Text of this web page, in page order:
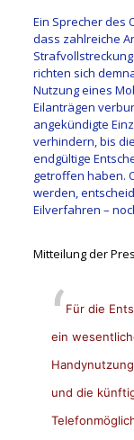
Ein Sprecher des
dass zahlreiche
richten sich
Nutzung eines
Eilanträgen
angekündigte
verhindern, bis
endgültige
getroffen haben.
werden,
Eilverfahren –
Mitteilung der
Für die
ein
und die